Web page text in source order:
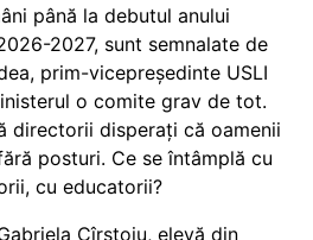
până la debutul anului
2027, sunt semnalate de
prim-vicepreședinte USLI
o comite grav de tot.
directorii disperați că oamenii
posturi. Ce se întâmplă cu
cu educatorii?
Cîrstoiu, elevă din